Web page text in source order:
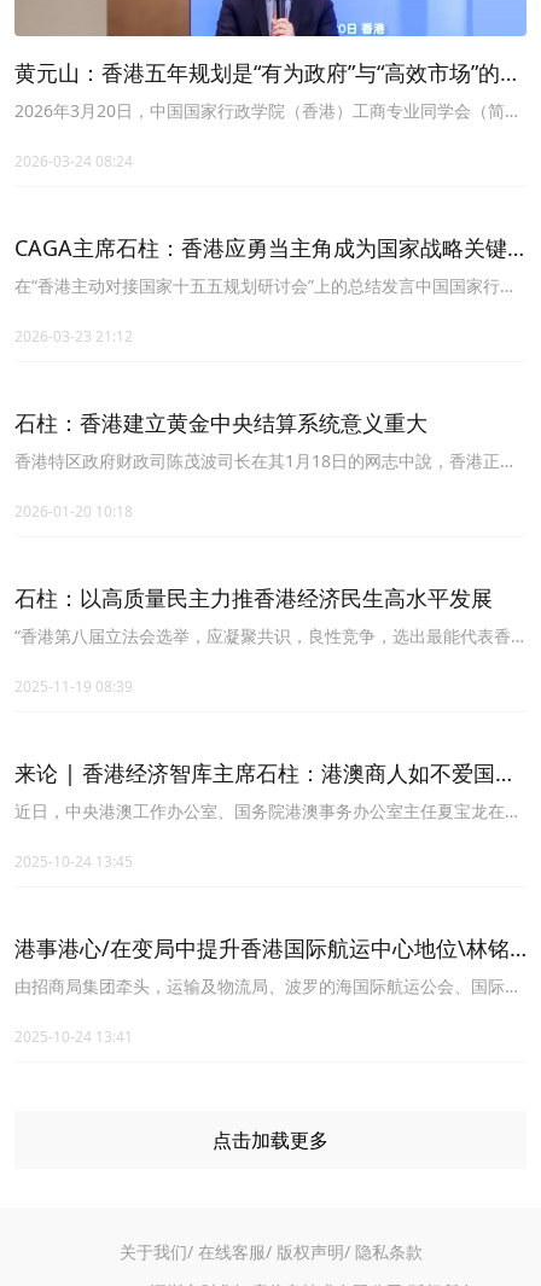
黄元山：香港五年规划是“有为政府”与“高效市场”的有
机结合
2026年3月20日，中国国家行政学院（香港）工商专业同学会（简称
务员总工会、香港特区政府公务人员联会、香港经济智库（简称
2026-03-24 08:24
CAGA主席石柱：香港应勇当主角成为国家战略关键
支撑
在“香港主动对接国家十五五规划研讨会”上的总结发言中国国家行政
2026-03-23 21:12
石柱：香港建立黄金中央结算系统意义重大
香港特区政府财政司陈茂波司长在其1月18日的网志中說，香港正加
所参与合作。
2026-01-20 10:18
石柱：以高质量民主力推香港经济民生高水平发展
“香港第八届立法会选举，应凝聚共识，良性竞争，选出最能代表香
对接国家战略、启动经济活力、践行“以民为本”的施政理念，以高质
2025-11-19 08:39
来论 | 香港经济智库主席石柱：港澳商人如不爱国断
无未来
近日，中央港澳工作办公室、国务院港澳事务办公室主任夏宝龙在澳
区的发展提供了清晰的方向，也对我们香港工商界提出了殷切期望。
2025-10-24 13:45
港事港心/在变局中提升香港国际航运中心地位\林铭
锋
由招商局集团牵头，运输及物流局、波罗的海国际航运公会、国际航
日至18日举行，大会以「破壁迎变·共促可持续发展」为主题，聚焦
2025-10-24 13:41
点击加载更多
关于我们/ 在线客服/ 版权声明/ 隐私条款